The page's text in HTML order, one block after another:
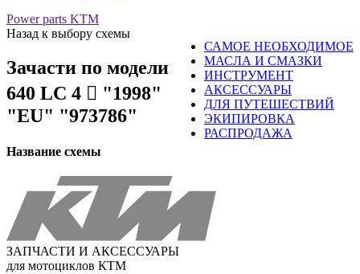
Power parts KTM
САМОЕ НЕОБХОДИМОЕ
МАСЛА И СМАЗКИ
ИНСТРУМЕНТ
АКСЕССУАРЫ
ДЛЯ ПУТЕШЕСТВИЙ
ЭКИПИРОВКА
РАСПРОДАЖА
Назад к выбору схемы
Зачасти по модели
640 LC 4 󈧂 "1998"
"EU" "973786"
Название схемы
ЗАПЧАСТИ И АКСЕССУАРЫ
для мотоциклов КТМ